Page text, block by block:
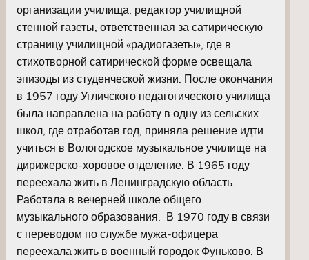
организации училища, редактор училищной
стенной газеты, ответственная за сатирическую
страницу училищной «радиогазеты», где в
стихотворной сатирической форме освещала
эпизоды из студенческой жизни. После окончания
в 1957 году Угличского педагогического училища
была направлена на работу в одну из сельских
школ, где отработав год, приняла решение идти
учиться в Вологодское музыкальное училище на
дирижерско-хоровое отделение. В 1965 году
переехала жить в Ленинградскую область.
Работала в вечерней школе общего
музыкального образования. В 1970 году в связи
с переводом по службе мужа-офицера
переехала жить в военный городок Фуньково. В